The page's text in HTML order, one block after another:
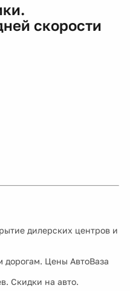
скорости
дилерских центров и
дорогам. Цены АвтоВаза
Скидки на авто.